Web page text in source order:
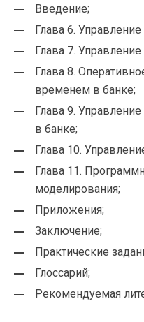
Введение;
Глава 6.
Глава 7.
Глава 8.
временем в банке;
Глава 9.
в банке;
Глава 10.
Глава 11.
моделирования;
Приложения;
Заключение;
Практические
Глоссарий;
Рекомендуемая